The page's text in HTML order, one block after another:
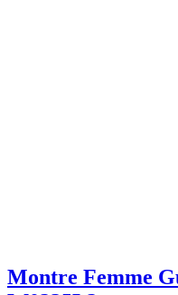
Montre Femme